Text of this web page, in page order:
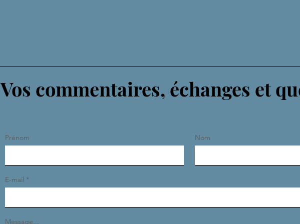
Vos commentaires, échanges et
Prénom Nom
E-mail
Message...